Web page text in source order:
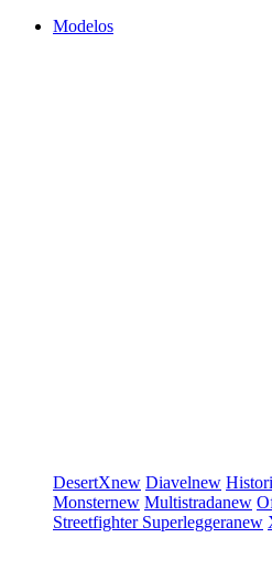
Modelos
DesertXnew Diavelnew
Monsternew Multistradanew
Streetfighter Superleggeranew